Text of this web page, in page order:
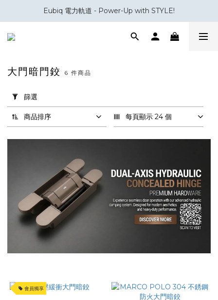
會員積分換領百佳 HK$50 購物禮券
Eubiq 電力軌道 - Power-Up with STYLE!
會員積分換領百佳 HK$50 購物禮券
用
篩
選
(0/20)
Koblenz
(2)
Cemom
Macro
(1)
大門暗門鉸 6 件商品
篩選
商品排序 每頁顯示 24 個
會員獨享